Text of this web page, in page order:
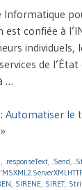
Informatique
confiée à
de
…
: Automatiser
, .responseText, .Send,
, SIRENE, SIRET,